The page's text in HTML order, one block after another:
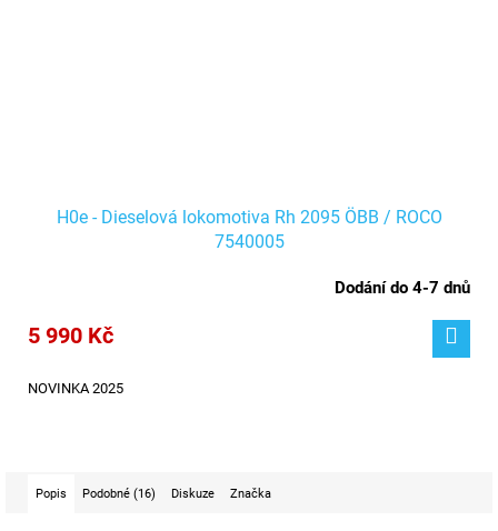
H0e - Dieselová lokomotiva Rh 2095 ÖBB / ROCO
7540005
Dodání do 4-7 dnů
5 990 Kč
NOVINKA 2025
Popis Podobné (16) Diskuze Značka